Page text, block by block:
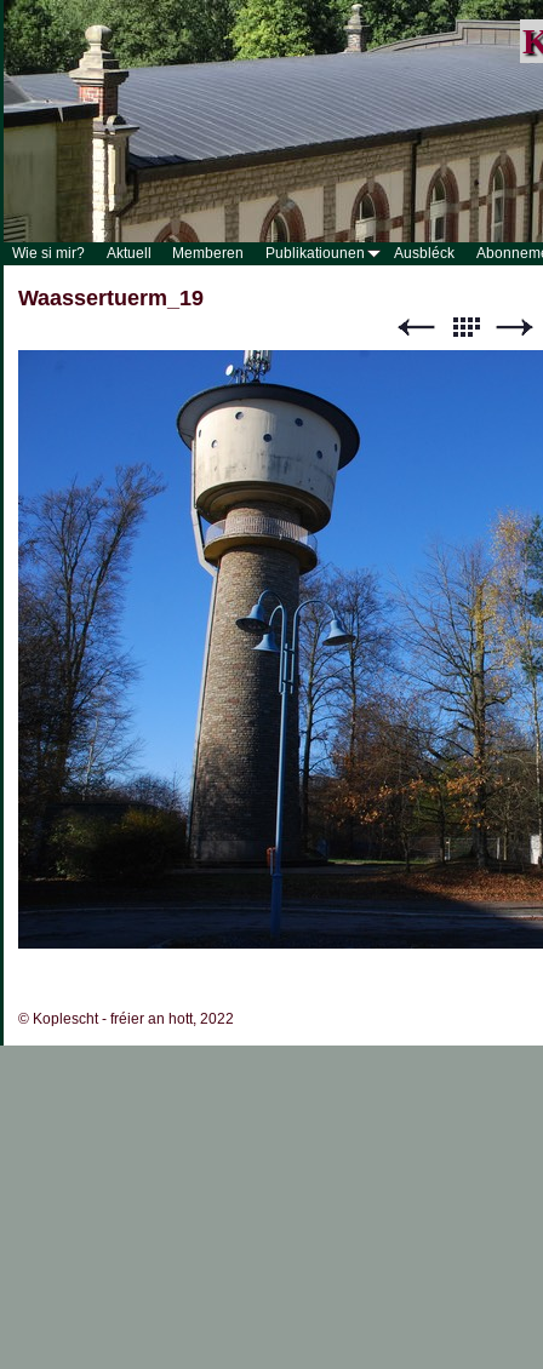
Wie si mir? Aktuell Memberen Publikatiounen Ausbléck
Waassertuerm_19
© Koplescht - fréier an hott, 2022